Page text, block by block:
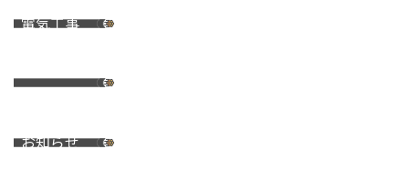
電気工事
置工事
お知らせ